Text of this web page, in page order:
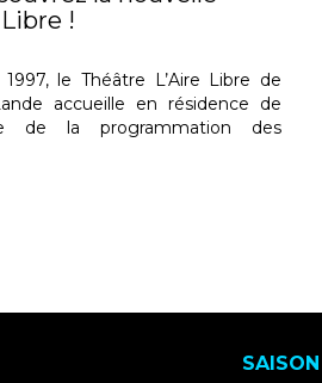
!
le Théâtre L’Aire Libre de
accueille en résidence de
de la programmation des
SAISON